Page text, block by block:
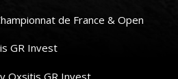
de France & Open
GR Invest
Oxsitis GR Invest